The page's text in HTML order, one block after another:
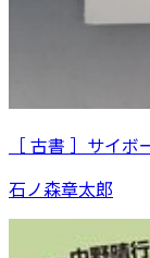
［ 古書 ］サイ
石ノ森章太郎